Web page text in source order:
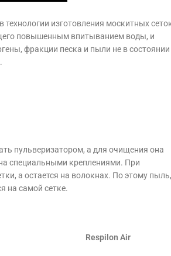
изготовления москитных
повышенным впитыванием воды, и
фракции песка и пыли не в состоянии
пульверизатором, а для очищения она
специальными креплениями. При
а остается на волокнах. По этому пыль,
на самой сетке.
Respilon Air